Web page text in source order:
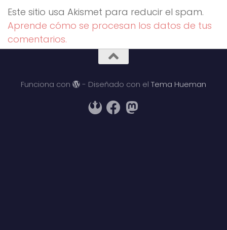
Este sitio usa Akismet para reducir el spam.
Aprende cómo se procesan los datos de tus
comentarios.
Funciona con - Diseñado con el Tema Hueman